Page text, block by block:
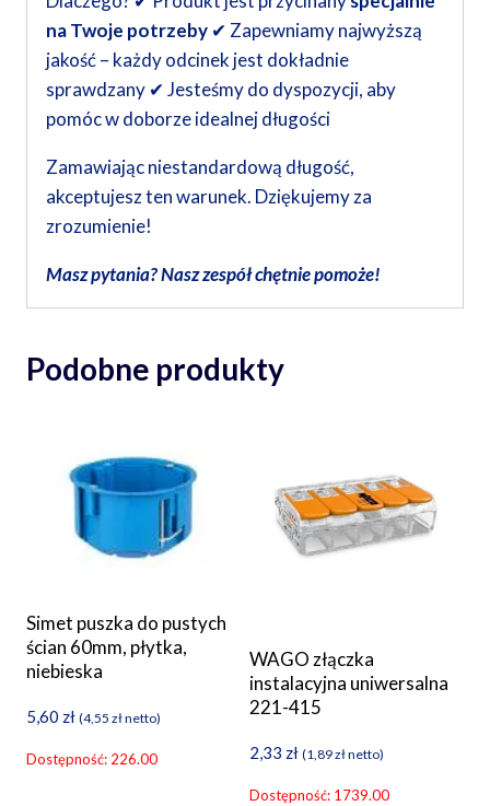
na Twoje potrzeby ✔ Zapewniamy najwyższą
jakość – każdy odcinek jest dokładnie
sprawdzany ✔ Jesteśmy do dyspozycji, aby
pomóc w doborze idealnej długości
Zamawiając niestandardową długość,
akceptujesz ten warunek. Dziękujemy za
zrozumienie!
Masz pytania? Nasz zespół chętnie pomoże!
Podobne produkty
Simet puszka do pustych
ścian 60mm, płytka,
niebieska
5,60 zł (4,55 złnetto)
Dostępność: 226.00
WAGO złączka
instalacyjna uniwersalna
221-415
2,33 zł (1,89złnetto)
Dostępność: 1739.00